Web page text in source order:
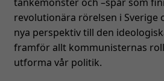
revolutionära rörelsen i Sverige
nya perspektiv till den
framför allt kommunisternas
utforma vår politik.